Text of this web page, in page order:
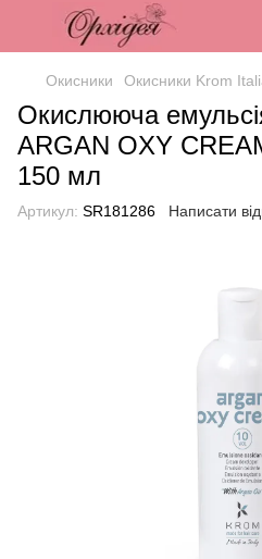
Окисники Окисники Krom
Окислююча
ARGAN OXY
150 мл
Артикул: SR181286 Написати